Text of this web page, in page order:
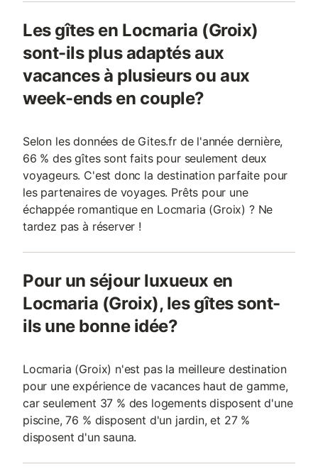
Les gîtes en Locmaria (Groix)
sont-ils plus adaptés aux
vacances à plusieurs ou aux
week-ends en couple?
Selon les données de Gites.fr de l'année dernière,
66 % des gîtes sont faits pour seulement deux
voyageurs. C'est donc la destination parfaite pour
les partenaires de voyages. Prêts pour une
échappée romantique en Locmaria (Groix) ? Ne
tardez pas à réserver !
Pour un séjour luxueux en
Locmaria (Groix), les gîtes sont-
ils une bonne idée?
Locmaria (Groix) n'est pas la meilleure destination
pour une expérience de vacances haut de gamme,
car seulement 37 % des logements disposent d'une
piscine, 76 % disposent d'un jardin, et 27 %
disposent d'un sauna.